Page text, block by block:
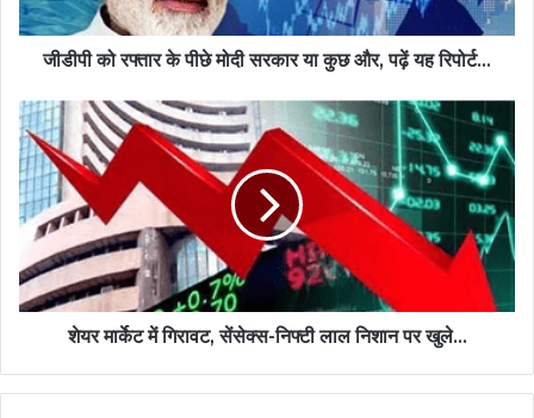
जीडीपी को रफ्तार के पीछे मोदी सरकार या कुछ और, पढ़ें यह रिपोर्ट...
शेयर मार्केट में गिरावट, सेंसेक्स-निफ्टी लाल निशान पर खुले...